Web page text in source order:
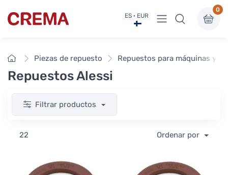
Crema ES · EUR Ver menú
0
InicioPiezas de repuesto Repuestos para máquinas y
Repuestos Alessi
Filtrar productos
22 Ordenar por